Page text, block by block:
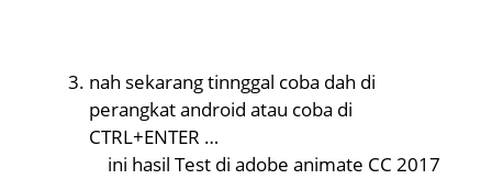
nah sekarang tinnggal coba dah di
perangkat android atau coba di
CTRL+ENTER …
ini hasil Test di adobe animate CC 2017